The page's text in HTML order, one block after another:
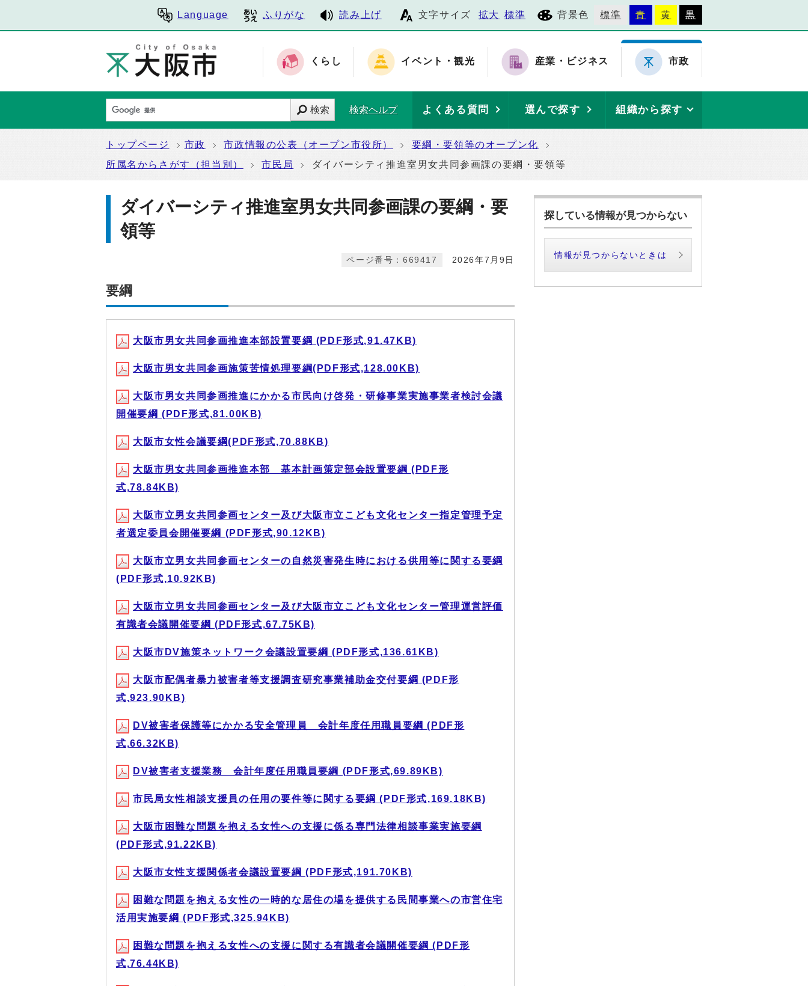
Language ふりがな 読み上げ 文字サイズ 拡大 標準 背景色 標準 青 黄 黒
くらし イベント・観光 産業・ビジネス 市政
検索 検索ヘルプ よくある質問 選んで探す 組織から探す
トップページ 市政 市政情報の公表（オープン市役所）
要綱・要領等のオープン化
所属名からさがす（担当別）
市民局 ダイバーシティ推進室男女共同参画課の要綱・要領等
ダイバーシティ推進室男女共同参画課の要綱・要
領等
2026年7月9日
ページ番号：669417
要綱
大阪市男女共同参画推進本部設置要綱 (PDF形式,91.47KB)
大阪市男女共同参画施策苦情処理要綱(PDF形式,128.00KB)
大阪市男女共同参画推進にかかる市民向け啓発・研修事業実施事業者検討会議
開催要綱 (PDF形式,81.00KB)
大阪市女性会議要綱(PDF形式,70.88KB)
大阪市男女共同参画推進本部 基本計画策定部会設置要綱 (PDF形
式,78.84KB)
大阪市立男女共同参画センター及び大阪市立こども文化センター指定管理予定
者選定委員会開催要綱 (PDF形式,90.12KB)
大阪市立男女共同参画センターの自然災害発生時における供用等に関する要綱
(PDF形式,10.92KB)
大阪市立男女共同参画センター及び大阪市立こども文化センター管理運営評価
有識者会議開催要綱 (PDF形式,67.75KB)
大阪市DV施策ネットワーク会議設置要綱 (PDF形式,136.61KB)
大阪市配偶者暴力被害者等支援調査研究事業補助金交付要綱 (PDF形
式,923.90KB)
DV被害者保護等にかかる安全管理員 会計年度任用職員要綱 (PDF形
式,66.32KB)
DV被害者支援業務 会計年度任用職員要綱 (PDF形式,69.89KB)
市民局女性相談支援員の任用の要件等に関する要綱 (PDF形式,169.18KB)
大阪市困難な問題を抱える女性への支援に係る専門法律相談事業実施要綱
(PDF形式,91.22KB)
大阪市女性支援関係者会議設置要綱 (PDF形式,191.70KB)
困難な問題を抱える女性の一時的な居住の場を提供する民間事業への市営住宅
活用実施要綱 (PDF形式,325.94KB)
困難な問題を抱える女性への支援に関する有識者会議開催要綱 (PDF形
式,76.44KB)
探している情報が見つからない
情報が見つからないときは